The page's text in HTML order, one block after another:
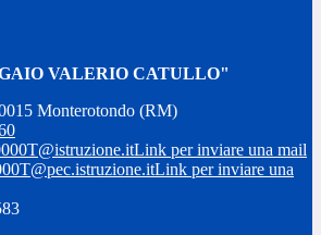
VALERIO CATULLO"
Monterotondo (RM)
Link per inviare una mail
Link per inviare una